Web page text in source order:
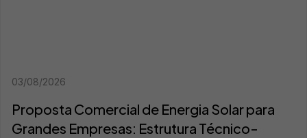
03/08/2026
Proposta Comercial de Energia Solar para
Grandes Empresas: Estrutura Técnico-